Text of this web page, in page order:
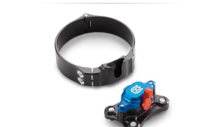
10,00 €5,00 €.